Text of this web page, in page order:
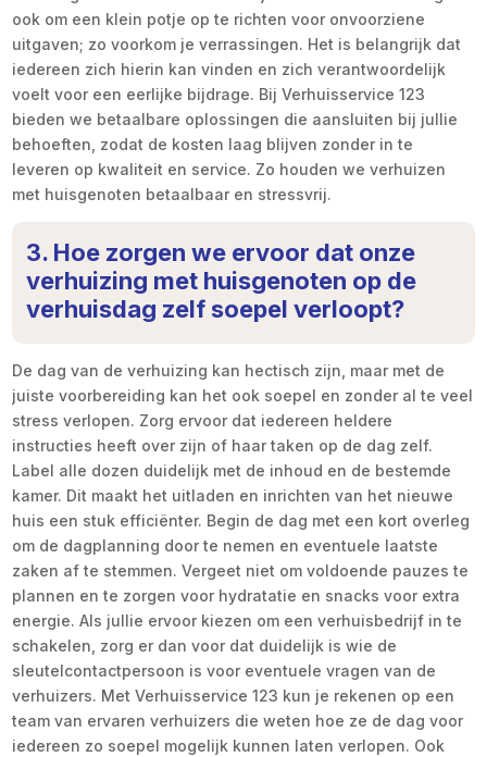
ook om een klein potje op te richten voor onvoorziene
uitgaven; zo voorkom je verrassingen. Het is belangrijk dat
iedereen zich hierin kan vinden en zich verantwoordelijk
voelt voor een eerlijke bijdrage. Bij Verhuisservice 123
bieden we betaalbare oplossingen die aansluiten bij jullie
behoeften, zodat de kosten laag blijven zonder in te
leveren op kwaliteit en service. Zo houden we verhuizen
met huisgenoten betaalbaar en stressvrij.
3. Hoe zorgen we ervoor dat onze
verhuizing met huisgenoten op de
verhuisdag zelf soepel verloopt?
De dag van de verhuizing kan hectisch zijn, maar met de
juiste voorbereiding kan het ook soepel en zonder al te veel
stress verlopen. Zorg ervoor dat iedereen heldere
instructies heeft over zijn of haar taken op de dag zelf.
Label alle dozen duidelijk met de inhoud en de bestemde
kamer. Dit maakt het uitladen en inrichten van het nieuwe
huis een stuk efficiënter. Begin de dag met een kort overleg
om de dagplanning door te nemen en eventuele laatste
zaken af te stemmen. Vergeet niet om voldoende pauzes te
plannen en te zorgen voor hydratatie en snacks voor extra
energie. Als jullie ervoor kiezen om een verhuisbedrijf in te
schakelen, zorg er dan voor dat duidelijk is wie de
sleutelcontactpersoon is voor eventuele vragen van de
verhuizers. Met Verhuisservice 123 kun je rekenen op een
team van ervaren verhuizers die weten hoe ze de dag voor
iedereen zo soepel mogelijk kunnen laten verlopen. Ook